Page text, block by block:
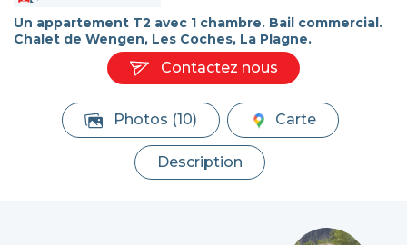
Un appartement T2 avec 1 chambre. Bail commercial.
Chalet de Wengen, Les Coches, La Plagne.
Contactez nous
Photos (10) Carte
Description